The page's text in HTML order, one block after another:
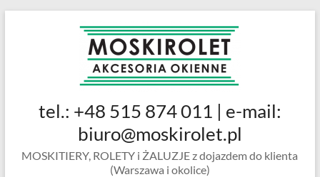
MOSKIROLET
siatki na
okienne |
tel.: +48 515 874 011 | e-mail:
biuro@moskirolet.pl
MOSKITIERY, ROLETY i ŻALUZJE z dojazdem do klienta
(Warszawa i okolice)